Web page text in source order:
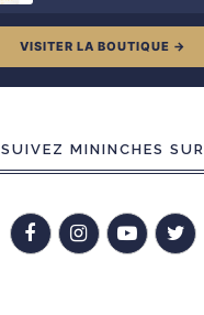
VISITER LA BOUTIQUE →
SUIVEZ MININCHES SUR